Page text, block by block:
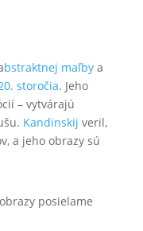
bstraktnej maľbya
storočia. Jeho
– vytvárajú
Kandinskij veril,
a jeho obrazy sú
posielame